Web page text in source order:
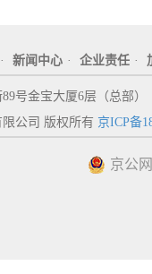
· 新闻中心 · 企业责任 ·
号金宝大厦6层（总部）
公司 版权所有 京ICP备
京公